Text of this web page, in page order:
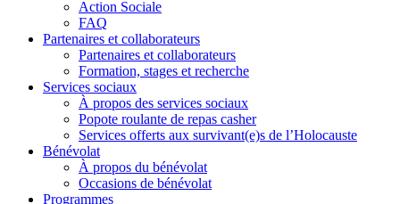
Action Sociale
FAQ
Partenaires et collaborateurs
Partenaires et collaborateurs
Formation, stages et recherche
Services sociaux
À propos des services sociaux
Popote roulante de repas casher
Services offerts aux survivant(e)s de l’Holocauste
Bénévolat
À propos du bénévolat
Occasions de bénévolat
Programmes